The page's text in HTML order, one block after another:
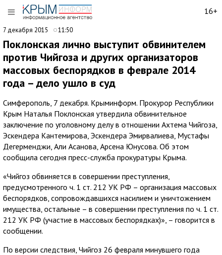
16+
7 декабря 2015 11:50
Поклонская лично выступит обвинителем
против Чийгоза и других организаторов
массовых беспорядков в феврале 2014
года – дело ушло в суд
Симферополь, 7 декабря. Крыминформ. Прокурор Республики
Крым Наталья Поклонская утвердила обвинительное
заключение по уголовному делу в отношении Ахтема Чийгоза,
Эскендера Кантемирова, Эскендера Эмирвалиева, Мустафы
Дегерменджи, Али Асанова, Арсена Юнусова. Об этом
сообщила сегодня пресс-служба прокуратуры Крыма.
«Чийгоз обвиняется в совершении преступления,
предусмотренного ч. 1 ст. 212 УК РФ – организация массовых
беспорядков, сопровождавшихся насилием и уничтожением
имущества, остальные – в совершении преступления по ч. 1 ст.
212 УК РФ (участие в массовых беспорядках)», – говорится в
сообщении.
По версии следствия, Чийгоз 26 февраля минувшего года